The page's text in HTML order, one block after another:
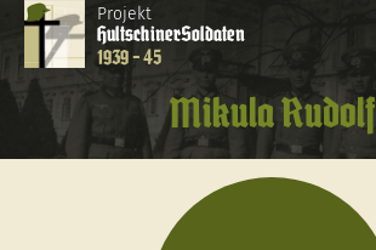
Projekt
HultschinerSoldaten
1939 - 45
Mikula Rudolf